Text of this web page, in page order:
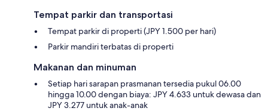
Tempat parkir dan transportasi
Tempat parkir di properti (JPY 1.500 per hari)
Parkir mandiri terbatas di properti
Makanan dan minuman
Setiap hari sarapan prasmanan tersedia pukul 06.00
hingga 10.00 dengan biaya: JPY 4.633 untuk dewasa dan
JPY 3.277 untuk anak-anak